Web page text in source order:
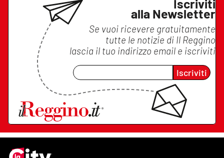
Iscriviti
alla Newsletter
Se vuoi ricevere gratuitamente
tutte le notizie di Il Reggino
lascia il tuo indirizzo email e iscriviti
Iscriviti